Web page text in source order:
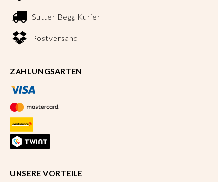
Sutter Begg Kurier
Postversand
ZAHLUNGSARTEN
UNSERE VORTEILE